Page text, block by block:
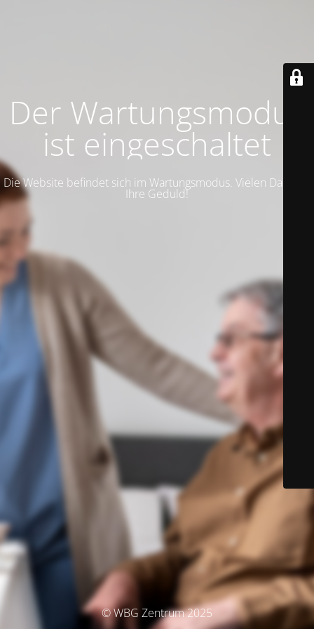
Der Wartungsmodus
ist eingeschaltet
Die Website befindet sich im Wartungsmodus. Vielen Dank für
Ihre Geduld!
© WBG Zentrum 2025